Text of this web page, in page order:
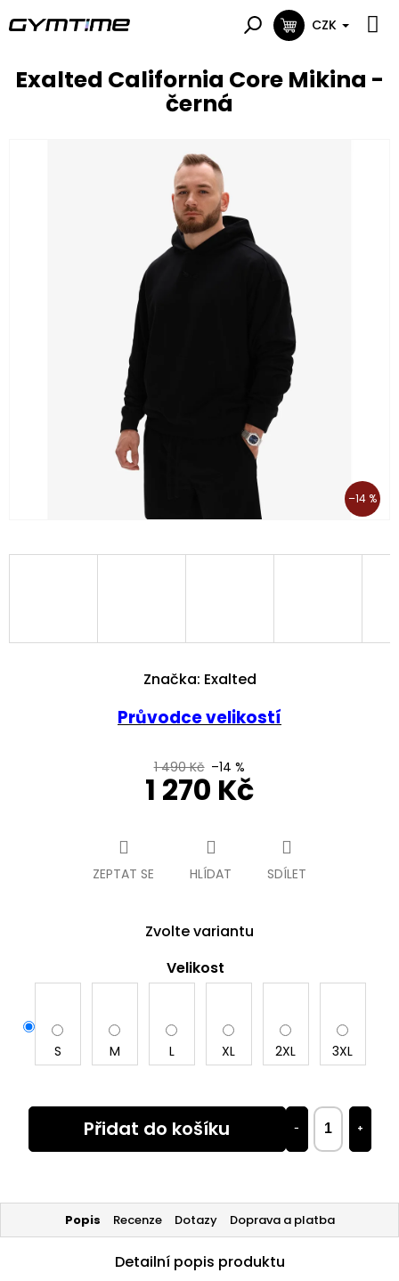
na
NÁKUPNÍ
CZK
Exalted California Core Mikina -
černá
–14 %
1 490 Kč –14 %
1 270 Kč
Zvolte variantu
Velikost
S M L XL 2XL 3XL
+
−
Přidat do košíku
Průvodce velikostí
ZEPTAT SE HLÍDAT SDÍLET
Značka: Exalted
Popis Recenze Dotazy Doprava a platba
Detailní popis produktu